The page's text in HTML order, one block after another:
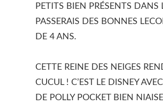
PETITS BIEN PRÉSENTS DANS
PASSERAIS DES BONNES
DE 4 ANS.
CETTE REINE DES NEIGES
CUCUL ! C’EST LE DISNEY
DE POLLY POCKET BIEN